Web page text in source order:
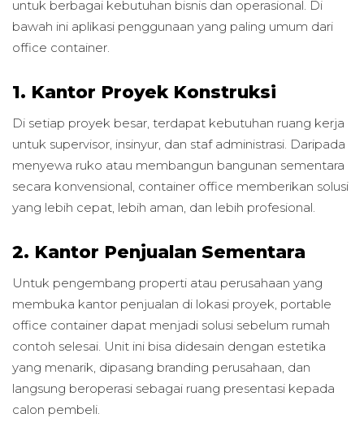
untuk berbagai kebutuhan bisnis dan operasional. Di
bawah ini aplikasi penggunaan yang paling umum dari
office container.
1. Kantor Proyek Konstruksi
Di setiap proyek besar, terdapat kebutuhan ruang kerja
untuk supervisor, insinyur, dan staf administrasi. Daripada
menyewa ruko atau membangun bangunan sementara
secara konvensional, container office memberikan solusi
yang lebih cepat, lebih aman, dan lebih profesional.
2. Kantor Penjualan Sementara
Untuk pengembang properti atau perusahaan yang
membuka kantor penjualan di lokasi proyek, portable
office container dapat menjadi solusi sebelum rumah
contoh selesai. Unit ini bisa didesain dengan estetika
yang menarik, dipasang branding perusahaan, dan
langsung beroperasi sebagai ruang presentasi kepada
calon pembeli.